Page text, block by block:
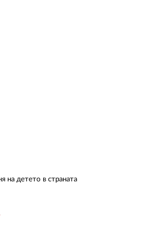
на детето в страната